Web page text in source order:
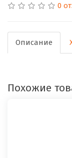
0
Описание
Похожие